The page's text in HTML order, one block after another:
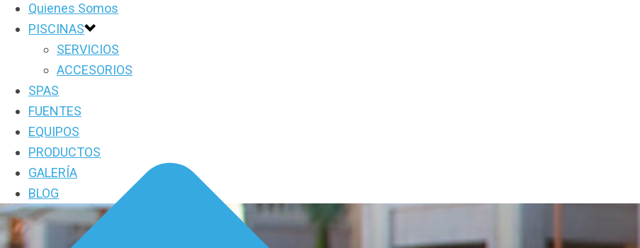
Quienes Somos
PISCINAS
SERVICIOS
ACCESORIOS
SPAS
FUENTES
EQUIPOS
PRODUCTOS
GALERÍA
BLOG